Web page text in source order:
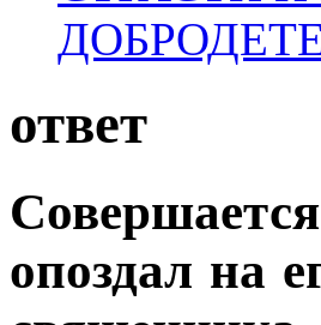
ответ
опоздал на